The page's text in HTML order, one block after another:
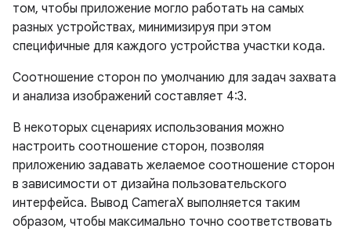
том, чтобы приложение могло работать на самых
разных устройствах, минимизируя при этом
специфичные для каждого устройства участки кода.
Соотношение сторон по умолчанию для задач захвата
и анализа изображений составляет 4:3.
В некоторых сценариях использования можно
настроить соотношение сторон, позволяя
приложению задавать желаемое соотношение сторон
в зависимости от дизайна пользовательского
интерфейса. Вывод CameraX выполняется таким
образом, чтобы максимально точно соответствовать